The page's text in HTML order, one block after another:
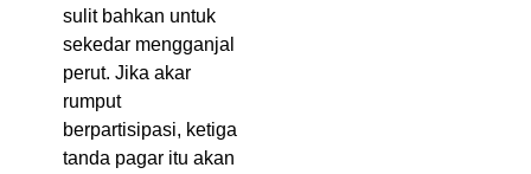
sulit bahkan untuk
sekedar mengganjal
perut. Jika akar
rumput
berpartisipasi, ketiga
tanda pagar itu akan